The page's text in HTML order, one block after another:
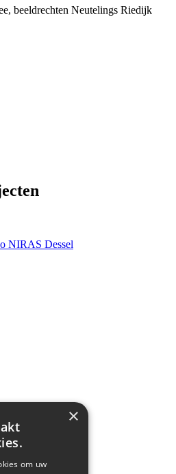
beeldrechten Neutelings Riedijk
NIRAS Dessel
×
om uw